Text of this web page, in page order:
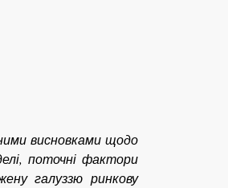
висновками щодо
поточні фактори
галуззю ринкову